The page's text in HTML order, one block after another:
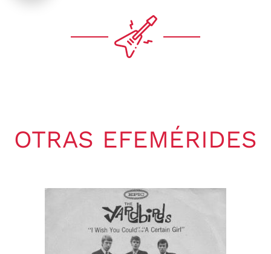
OTRAS EFEMÉRIDES